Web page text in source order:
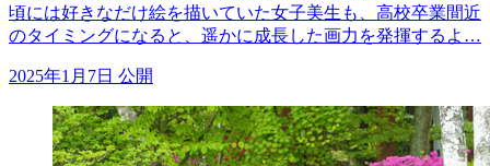
頃には好きなだけ絵を描いていた女子美生も、高校卒業間近
のタイミングになると、遥かに成長した画力を発揮するよ…
2025年1月7日 公開